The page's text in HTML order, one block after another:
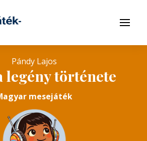
Menü
Pándy Lajos
legény története
mesejáték